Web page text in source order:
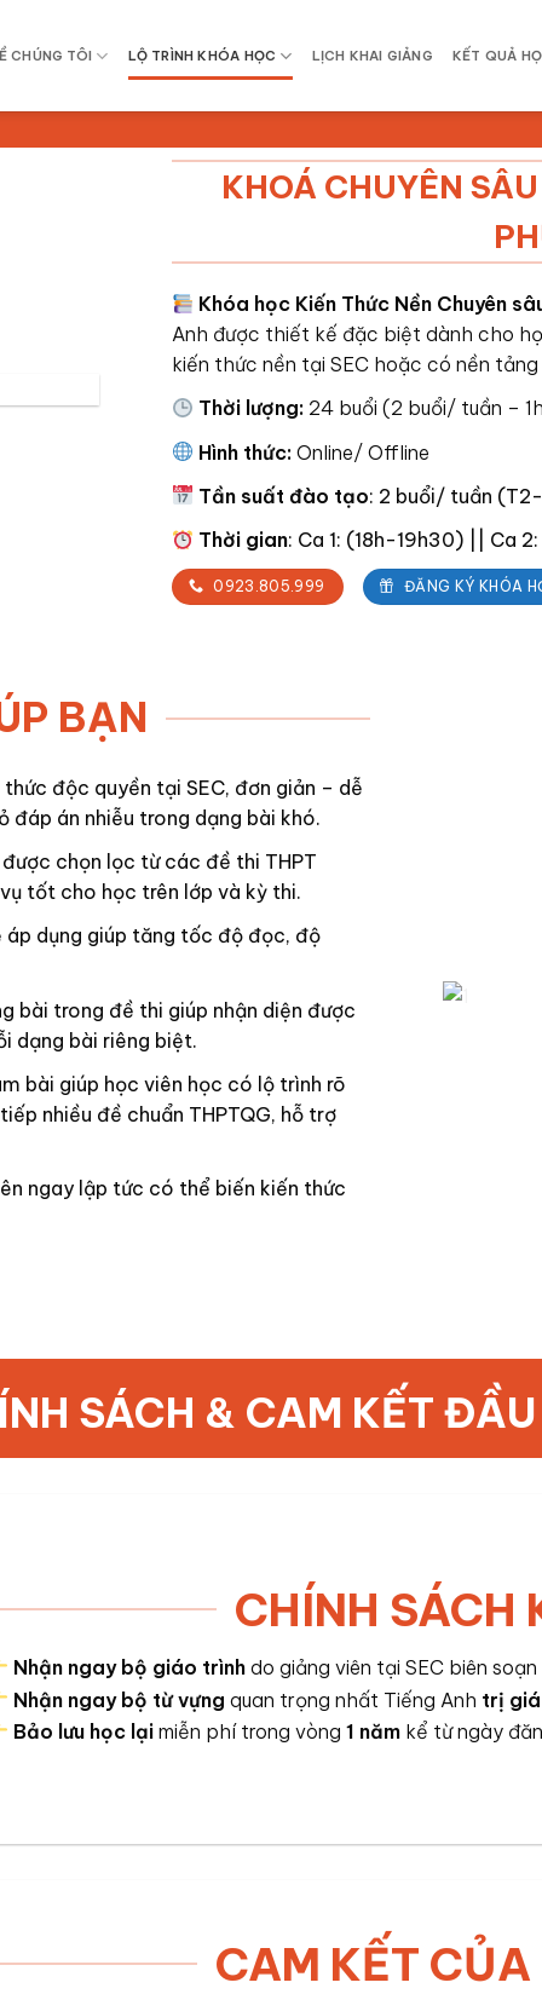
CHÚNG TÔI LỘ TRÌNH KHÓA HỌC LỊCH KHAI GIẢNG KẾT QUẢ
KHOÁ CHUYÊN
Khóa học Kiến Thức Nền Chuyên
Anh được thiết kế đặc biệt dành cho h
kiến thức nền tại SEC hoặc có nền
Thời lượng: 24 buổi (2 buổi/ tuần –
Hình thức: Online/ Offline
Tần suất đào tạo: 2 buổi/ tuần
Thời gian: Ca 1: (18h-19h30) || Ca
0923.805.999 ĐĂNG KÝ KHÓA
BẠN
độc quyền tại SEC, đơn giản – dễ
đáp án nhiễu trong dạng bài khó.
chọn lọc từ các đề thi THPT
tốt cho học trên lớp và kỳ thi.
áp dụng giúp tăng tốc độ đọc, độ
bài trong đề thi giúp nhận diện được
dạng bài riêng biệt.
bài giúp học viên học có lộ trình rõ
nhiều đề chuẩn THPTQG, hỗ trợ
ngay lập tức có thể biến kiến thức
SÁCH & CAM KẾT
CHÍNH SÁCH
Nhận ngay bộ giáo trìnhdo giảng viên tại SEC biên
Nhận ngay bộ từ vựng quan trọng nhất Tiếng Anh trị
Bảo lưu học lạimiễn phí trong vòng 1 nămkể từ ngày
CAM KẾT